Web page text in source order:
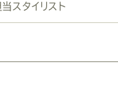
スタイリスト